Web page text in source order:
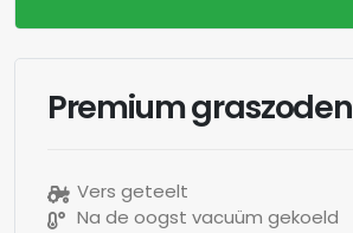
Premium graszoden
Vers geteelt
Na de oogst vacuüm gekoeld